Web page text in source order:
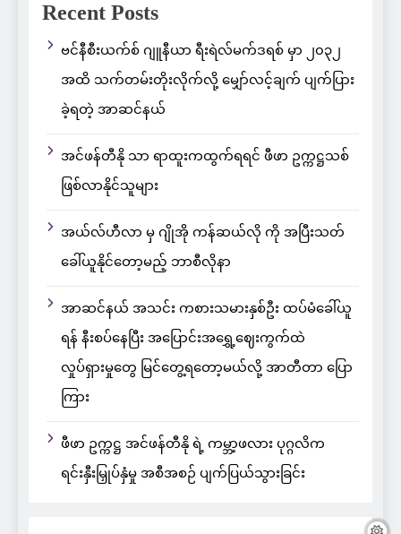
Recent Posts
ဗင်နီစီးယက်စ် ဂျူနီယာ ရီးရဲလ်မက်ဒရစ် မှာ ၂၀၃၂
အထိ သက်တမ်းတိုးလိုက်လို့ မျှော်လင့်ချက် ပျက်ပြား
ခဲ့ရတဲ့ အာဆင်နယ်
အင်ဖန်တီနို သာ ရာထူးကထွက်ရရင် ဖီဖာ ဥက္ကဋ္ဌသစ်
ဖြစ်လာနိုင်သူများ
အယ်လ်ဟီလာ မှ ဂျိုအို ကန်ဆယ်လို ကို အပြီးသတ်
ခေါ်ယူနိုင်တော့မည့် ဘာစီလိုနာ
အာဆင်နယ် အသင်း ကစားသမားနှစ်ဦး ထပ်မံခေါ်ယူ
ရန် နီးစပ်နေပြီး အပြောင်းအရွှေ့ဈေးကွက်ထဲ
လှုပ်ရှားမှုတွေ မြင်တွေ့ရတော့မယ်လို့ အာတီတာ ပြော
ကြား
ဖီဖာ ဥက္ကဋ္ဌ အင်ဖန်တီနို ရဲ့ ကမ္ဘာ့ဖလား ပုဂ္ဂလိက
ရင်းနှီးမြှုပ်နှံမှု အစီအစဉ် ပျက်ပြယ်သွားခြင်း